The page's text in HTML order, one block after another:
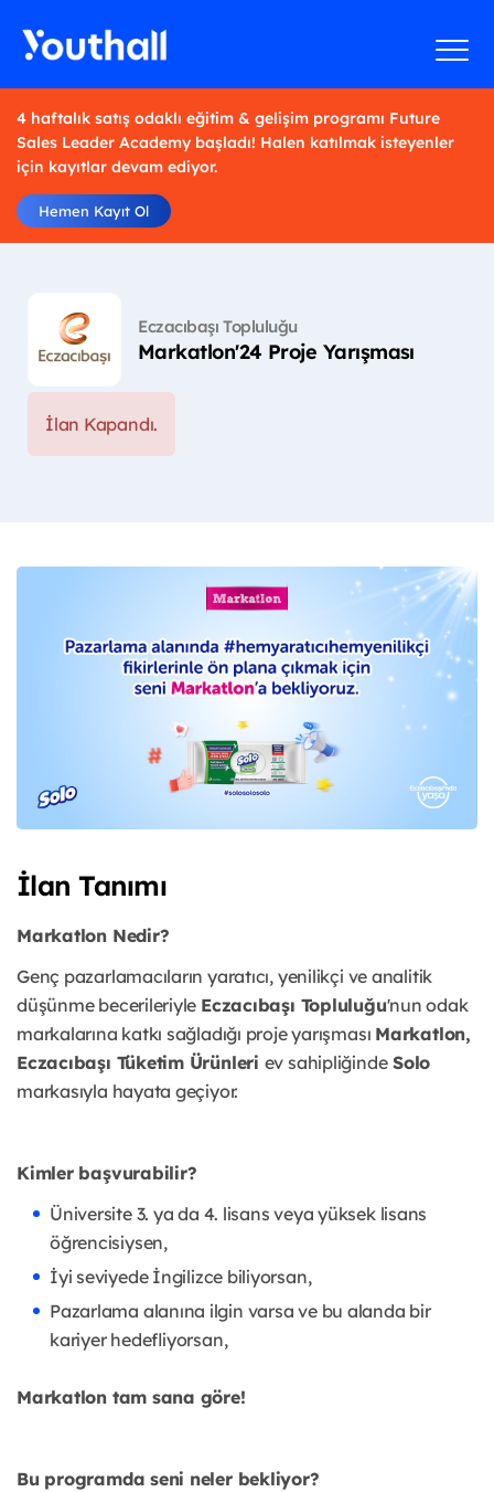
4 haftalık satış odaklı eğitim & gelişim programı Future
Sales Leader Academy başladı! Halen katılmak isteyenler
için kayıtlar devam ediyor.
Hemen Kayıt Ol
Eczacıbaşı Topluluğu
Markatlon'24 Proje Yarışması
İlan Kapandı.
İlan Tanımı
Markatlon Nedir?
Genç pazarlamacıların yaratıcı, yenilikçi ve analitik
düşünme becerileriyle Eczacıbaşı Topluluğu'nun odak
markalarına katkı sağladığı proje yarışması Markatlon,
Eczacıbaşı Tüketim Ürünleri ev sahipliğindeSolo
markasıyla hayata geçiyor.
Kimler başvurabilir?
Üniversite 3. ya da 4. lisans veya yüksek lisans
öğrencisiysen,
İyi seviyede İngilizce biliyorsan,
Pazarlama alanına ilgin varsa ve bu alanda bir
kariyer hedefliyorsan,
Markatlon tam sana göre!
Bu programda seni neler bekliyor?